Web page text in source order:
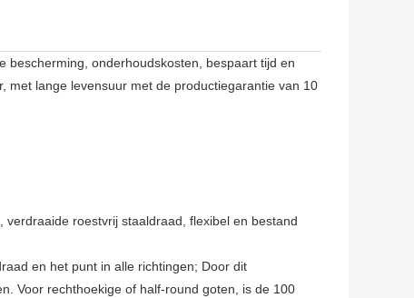
bescherming, onderhoudskosten, bespaart tijd en
met lange levensuur met de productiegarantie van 10
roestvrij staaldraad, flexibel en bestand
en het punt in alle richtingen; Door dit
Voor rechthoekige of half-round goten, is de 100